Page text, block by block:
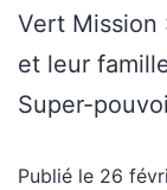
Vert Mission
et leur
Super-
Publié le 26